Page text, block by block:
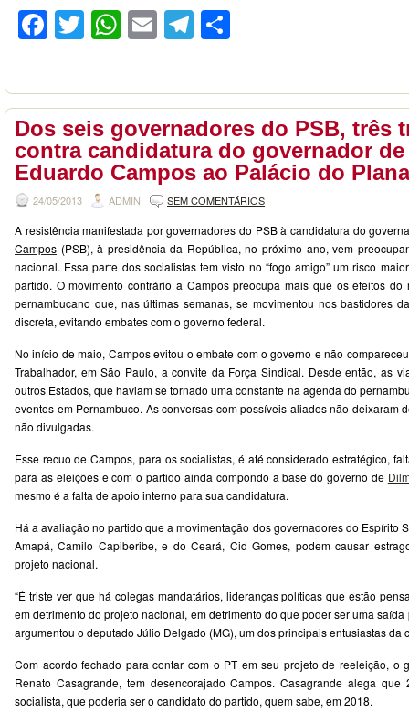
Facebook
Twitter
WhatsApp
EmailTelegram
Dos seis governadores do PSB, três
contra candidatura do governador
Eduardo Campos ao Palácio do
24/05/2013 ADMIN SEM COMENTÁRIOS
A resistência manifestada por governadores do PSB à candidatura do
Campos (PSB), à presidência da República, no próximo ano, vem
nacional. Essa parte dos socialistas tem visto no “fogo amigo” um risco
partido. O movimento contrário a Campos preocupa mais que os efeitos do
pernambucano que, nas últimas semanas, se movimentou nos bastidores
discreta, evitando embates com o governo federal.
No início de maio, Campos evitou o embate com o governo e não
Trabalhador, em São Paulo, a convite da Força Sindical. Desde então, as
outros Estados, que haviam se tornado uma constante na agenda do
eventos em Pernambuco. As conversas com possíveis aliados não deixaram
não divulgadas.
Esse recuo de Campos, para os socialistas, é até considerado estratégico,
para as eleições e com o partido ainda compondo a base do governo de
mesmo é a falta de apoio interno para sua candidatura.
Há a avaliação no partido que a movimentação dos governadores do Espírito
Amapá, Camilo Capiberibe, e do Ceará, Cid Gomes, podem causar
projeto nacional.
“É triste ver que há colegas mandatários, lideranças políticas que estão
em detrimento do projeto nacional, em detrimento do que poder ser uma saída
argumentou o deputado Júlio Delgado (MG), um dos principais entusiastas da
Com acordo fechado para contar com o PT em seu projeto de reeleição, o
Renato Casagrande, tem desencorajado Campos. Casagrande alega
socialista, que poderia ser o candidato do partido, quem sabe, em 2018.